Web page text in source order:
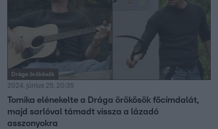
Drága örökösök
2024. június 25. 20:35
Tomika elénekelte a Drága örökösök főcímdalát,
majd sarlóval támadt vissza a lázadó
asszonyokra